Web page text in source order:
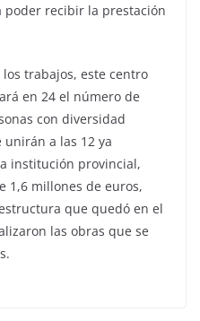
poder recibir la prestación
trabajos, este centro
en 24 el número de
con diversidad
a las 12 ya
institución provincial,
1,6 millones de euros,
que quedó en el
las obras que se